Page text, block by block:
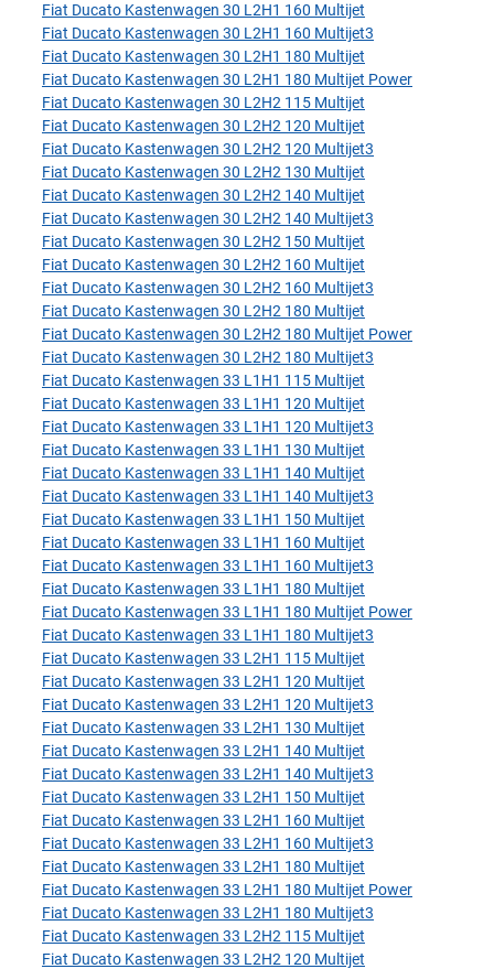
Fiat Ducato Kastenwagen 30 L2H1 160 Multijet
Fiat Ducato Kastenwagen 30 L2H1 160 Multijet3
Fiat Ducato Kastenwagen 30 L2H1 180 Multijet
Fiat Ducato Kastenwagen 30 L2H1 180 Multijet Power
Fiat Ducato Kastenwagen 30 L2H2 115 Multijet
Fiat Ducato Kastenwagen 30 L2H2 120 Multijet
Fiat Ducato Kastenwagen 30 L2H2 120 Multijet3
Fiat Ducato Kastenwagen 30 L2H2 130 Multijet
Fiat Ducato Kastenwagen 30 L2H2 140 Multijet
Fiat Ducato Kastenwagen 30 L2H2 140 Multijet3
Fiat Ducato Kastenwagen 30 L2H2 150 Multijet
Fiat Ducato Kastenwagen 30 L2H2 160 Multijet
Fiat Ducato Kastenwagen 30 L2H2 160 Multijet3
Fiat Ducato Kastenwagen 30 L2H2 180 Multijet
Fiat Ducato Kastenwagen 30 L2H2 180 Multijet Power
Fiat Ducato Kastenwagen 30 L2H2 180 Multijet3
Fiat Ducato Kastenwagen 33 L1H1 115 Multijet
Fiat Ducato Kastenwagen 33 L1H1 120 Multijet
Fiat Ducato Kastenwagen 33 L1H1 120 Multijet3
Fiat Ducato Kastenwagen 33 L1H1 130 Multijet
Fiat Ducato Kastenwagen 33 L1H1 140 Multijet
Fiat Ducato Kastenwagen 33 L1H1 140 Multijet3
Fiat Ducato Kastenwagen 33 L1H1 150 Multijet
Fiat Ducato Kastenwagen 33 L1H1 160 Multijet
Fiat Ducato Kastenwagen 33 L1H1 160 Multijet3
Fiat Ducato Kastenwagen 33 L1H1 180 Multijet
Fiat Ducato Kastenwagen 33 L1H1 180 Multijet Power
Fiat Ducato Kastenwagen 33 L1H1 180 Multijet3
Fiat Ducato Kastenwagen 33 L2H1 115 Multijet
Fiat Ducato Kastenwagen 33 L2H1 120 Multijet
Fiat Ducato Kastenwagen 33 L2H1 120 Multijet3
Fiat Ducato Kastenwagen 33 L2H1 130 Multijet
Fiat Ducato Kastenwagen 33 L2H1 140 Multijet
Fiat Ducato Kastenwagen 33 L2H1 140 Multijet3
Fiat Ducato Kastenwagen 33 L2H1 150 Multijet
Fiat Ducato Kastenwagen 33 L2H1 160 Multijet
Fiat Ducato Kastenwagen 33 L2H1 160 Multijet3
Fiat Ducato Kastenwagen 33 L2H1 180 Multijet
Fiat Ducato Kastenwagen 33 L2H1 180 Multijet Power
Fiat Ducato Kastenwagen 33 L2H1 180 Multijet3
Fiat Ducato Kastenwagen 33 L2H2 115 Multijet
Fiat Ducato Kastenwagen 33 L2H2 120 Multijet